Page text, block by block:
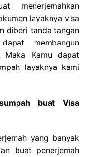
menerjemahkan
layaknya visa
diberi tanda tangan
membangun
Maka Kamu dapat
layaknya kami
buat Visa
yang banyak
buat penerjemah